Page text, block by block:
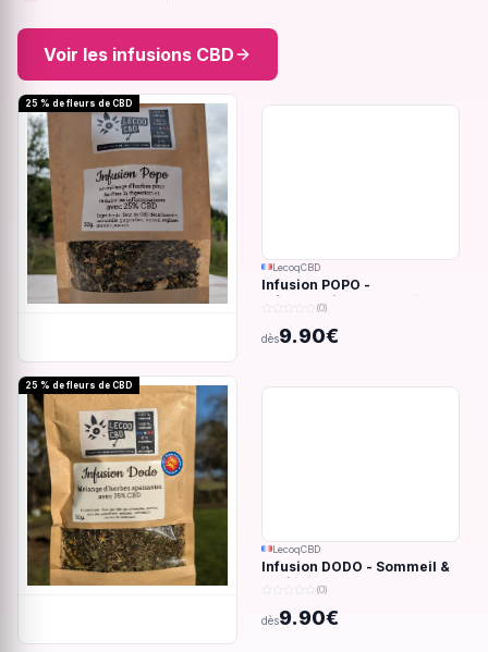
Voir les infusions CBD
25 % de fleurs de CBD
LecoqCBD
Infusion POPO -
Inflammations du système
digestif - 32g
(0)
dès9.90€
25 % de fleurs de CBD
LecoqCBD
Infusion DODO - Sommeil &
anxiété - 32g
(0)
dès9.90€